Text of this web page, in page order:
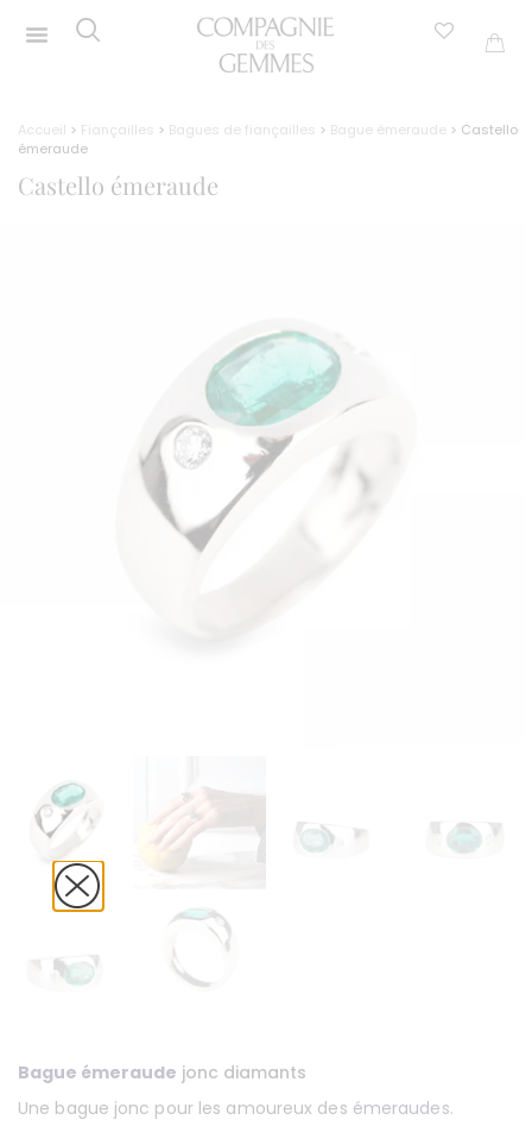
Accueil > Fiançailles > Bagues de fiançailles > Bague émeraude > Castello
émeraude
Castello émeraude
Bague émeraude jonc diamants
Une bague jonc pour les amoureux des émeraudes.